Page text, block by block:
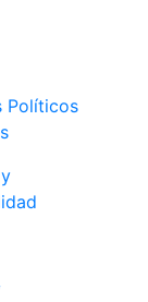
Políticos